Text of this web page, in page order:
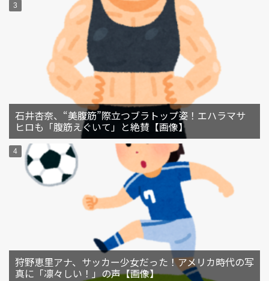
石井杏奈、“美腹筋”際立つブラトップ姿！エハラマサ
ヒロも「腹筋えぐいて」と絶賛【画像】
狩野恵里アナ、サッカー少女だった！アメリカ時代の写
真に「凛々しい！」の声【画像】